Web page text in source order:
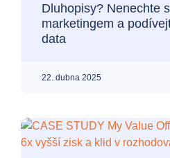
Dluhopisy? Nenechte
marketingem a
data
22. dubna 2025